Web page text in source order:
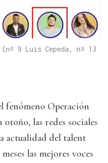
9 Luis Cepeda, nº 13
fenómeno Operación
las redes sociales
actualidad del talent
las mejores voces